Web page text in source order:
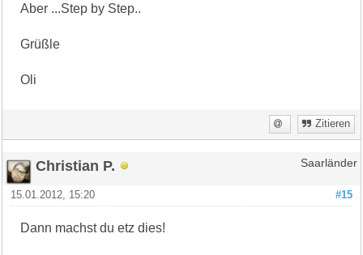
Aber ...Step by Step..
Grüßle
Oli
Zitieren
Christian P. Saarländer
#15
15.01.2012, 15:20
Dann machst du etz dies!